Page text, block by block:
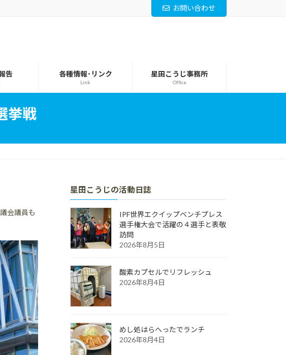
お問い合わせ
告 各種情報･リンク
Link
星田こうじ事務所
Office
挙戦
会議員も
星田こうじの活動日誌
IPF世界エクイップベンチプレス
選手権大会で活躍の４選手と表敬
訪問
2026年8月5日
酸素カプセルでリフレッシュ
2026年8月4日
めし処はらへったでランチ
2026年8月4日